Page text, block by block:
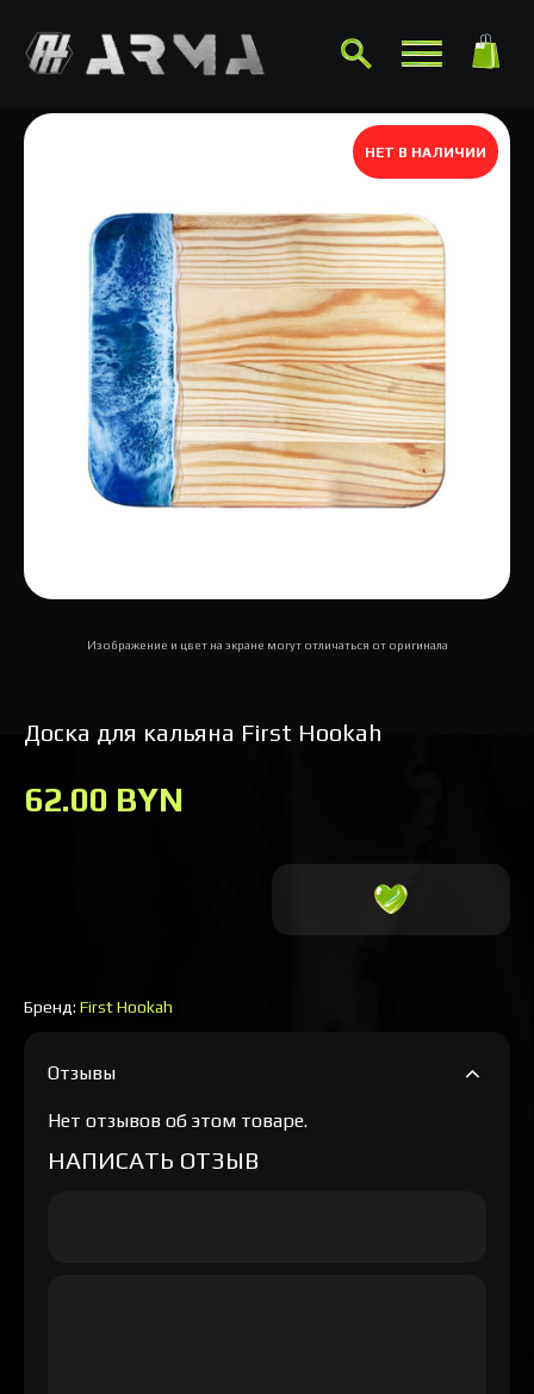
НЕТ В НАЛИЧИИ
Изображение и цвет на экране могут отличаться от оригинала
Доска для кальяна First Hookah
Бренд: First Hookah
62.00 BYN
Отзывы
Нет отзывов об этом товаре.
НАПИСАТЬ ОТЗЫВ